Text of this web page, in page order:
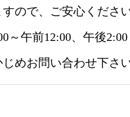
ので、ご安心ください
～午前12:00、午後
めお問い合わせ下さい